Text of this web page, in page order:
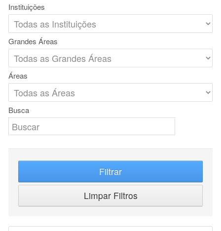
Instituições
Grandes Áreas
Áreas
Busca
Filtrar
Limpar Filtros